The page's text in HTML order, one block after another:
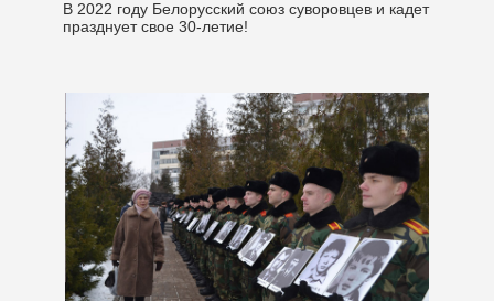
В 2022 году Белорусский союз суворовцев и кадет
празднует свое 30-летие!